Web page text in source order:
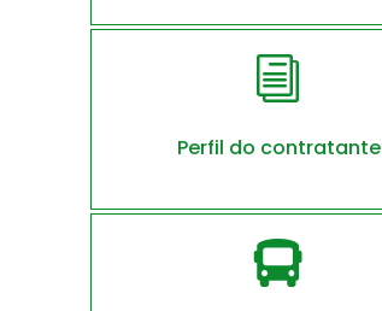
i
Perfil do contratante
